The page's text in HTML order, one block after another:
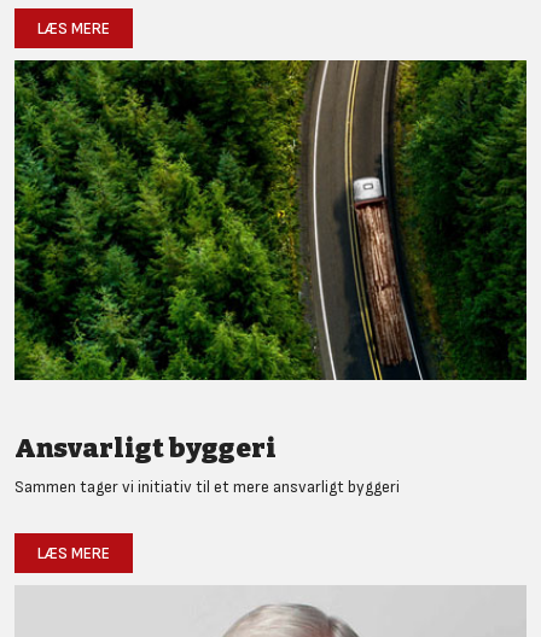
LÆS MERE
Ansvarligt byggeri
Sammen tager vi initiativ til et mere ansvarligt byggeri
LÆS MERE